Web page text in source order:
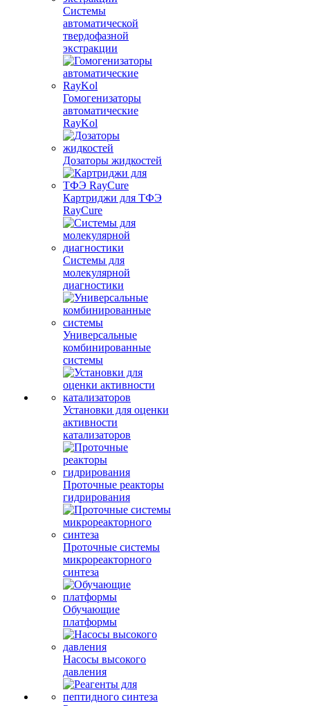
Системы
автоматической
твердофазной
экстракции
Гомогенизаторы
автоматические
RayKol
Дозаторы жидкостей
Картриджи для ТФЭ
RayCure
Системы для
молекулярной
диагностики
Универсальные
комбинированные
системы
Установки для оценки
активности
катализаторов
Проточные реакторы
гидрирования
Проточные системы
микрореакторного
синтеза
Обучающие
платформы
Насосы высокого
давления